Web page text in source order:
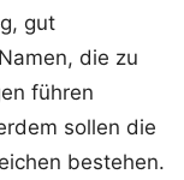
gut
die zu
führen
sollen die
bestehen.